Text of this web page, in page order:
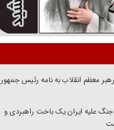
معظم انقلاب به نامه رئیس جمهور
جنگ علیه ایران یک باخت راهبردی و